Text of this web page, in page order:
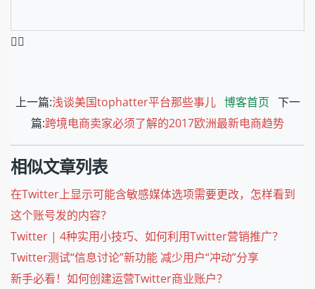
❤️‍🔥
上一篇:浅谈美国tophatter平台那些事儿 博客首页 下一
篇:跨境电商卖家必须了解的2017欧洲最新电商趋势
相似文章列表
在Twitter上显示可能含敏感媒体选项需要更改，怎样看到
这个账号发的内容？
Twitter | 4种实用小技巧、如何利用Twitter营销推广？
Twitter测试“信息讨论”新功能 减少用户“冲动”分享
新手必看！如何创建运营Twitter商业账户？